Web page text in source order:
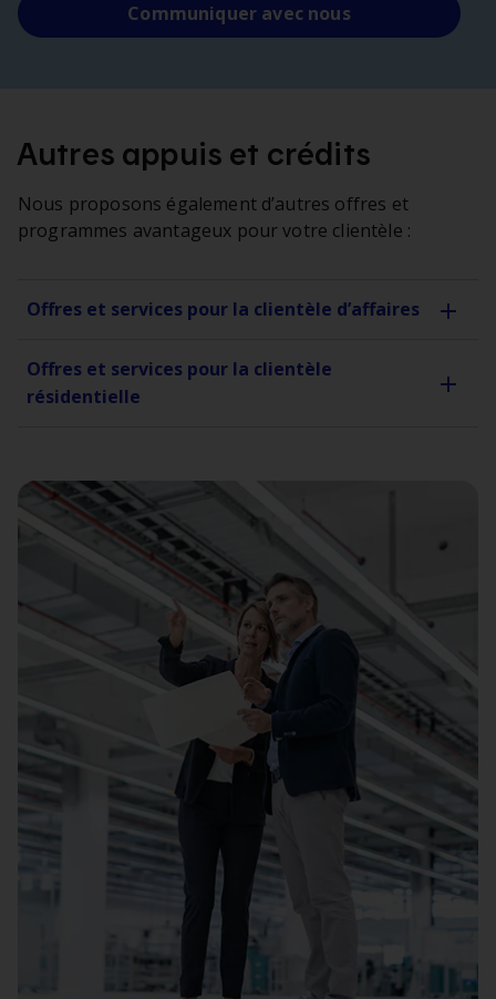
Communiquer avec nous
Autres appuis et crédits
Nous proposons également d’autres offres et
programmes avantageux pour votre clientèle :
Offres et services pour la clientèle d’affaires
Offres et services pour la clientèle
résidentielle